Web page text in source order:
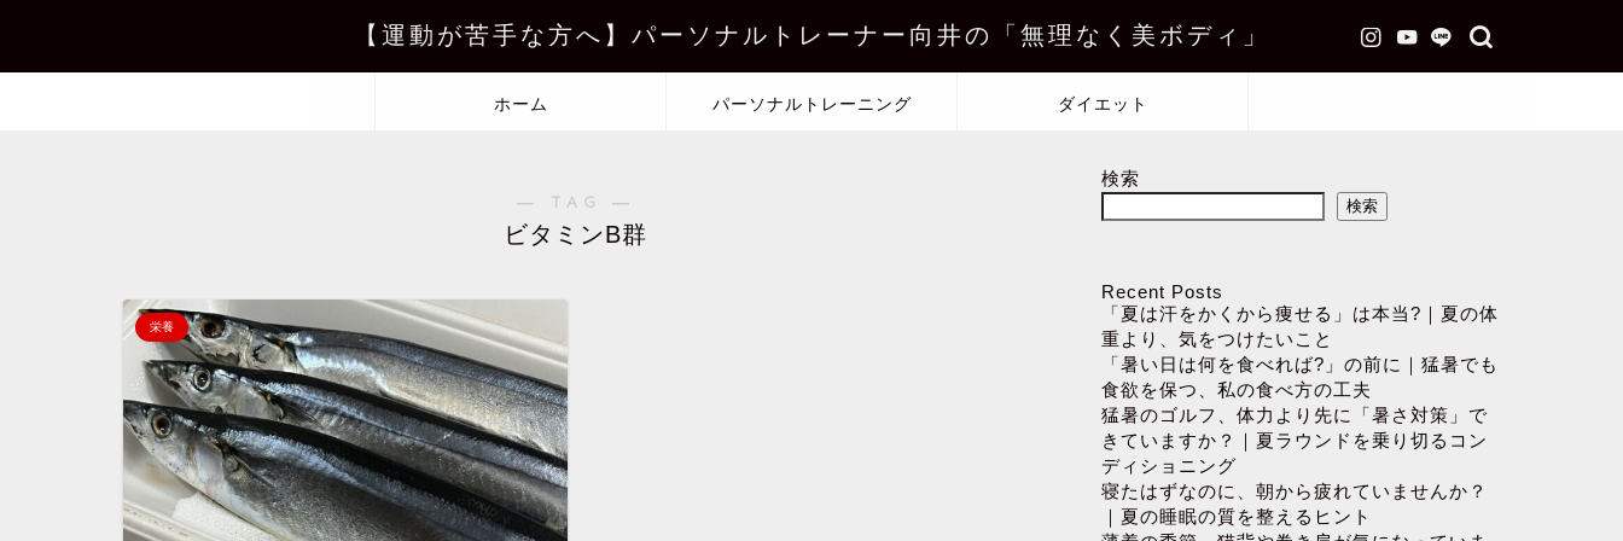
【運動が苦手な方へ】パーソナルトレーナー向井の「無理なく美ボディ」
ホーム パーソナルトレーニング ダイエット
― TAG ―
ビタミンB群
栄養
検索
検索
Recent Posts
「夏は汗をかくから痩せる」は本当?｜夏の体
重より、気をつけたいこと
「暑い日は何を食べれば?」の前に｜猛暑でも
食欲を保つ、私の食べ方の工夫
猛暑のゴルフ、体力より先に「暑さ対策」で
きていますか？｜夏ラウンドを乗り切るコン
ディショニング
寝たはずなのに、朝から疲れていませんか？
｜夏の睡眠の質を整えるヒント